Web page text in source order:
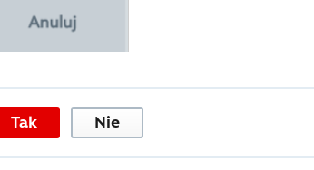
Tak Nie